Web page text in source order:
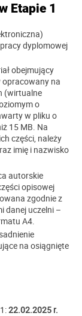
Etapie 1
dyplomowej
obejmujący
opracowany na
(wirtualne
o
w pliku o
15 MB. Na
części, należy
imię i nazwisko
autorskie
opisowej
zgodnie z
danej uczelni –
A4.
na osiągnięte
22.02.2025 r.